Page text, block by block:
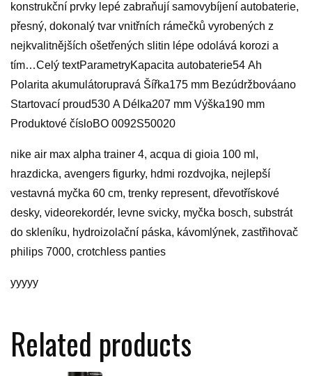
konstrukční prvky lepé zabraňují samovybíjení autobaterie,
přesný, dokonalý tvar vnitřních rámečků vyrobených z
nejkvalitnějších ošetřených slitin lépe odolává korozi a
tím…Celý textParametryKapacita autobaterie54 Ah
Polarita akumulátorupravá Šířka175 mm Bezúdržbováano
Startovací proud530 A Délka207 mm Výška190 mm
Produktové čísloBO 0092S50020
nike air max alpha trainer 4, acqua di gioia 100 ml,
hrazdicka, avengers figurky, hdmi rozdvojka, nejlepší
vestavná myčka 60 cm, trenky represent, dřevotřískové
desky, videorekordér, levne svicky, myčka bosch, substrát
do skleníku, hydroizolační páska, kávomlýnek, zastřihovač
philips 7000, crotchless panties
yyyyy
Related products